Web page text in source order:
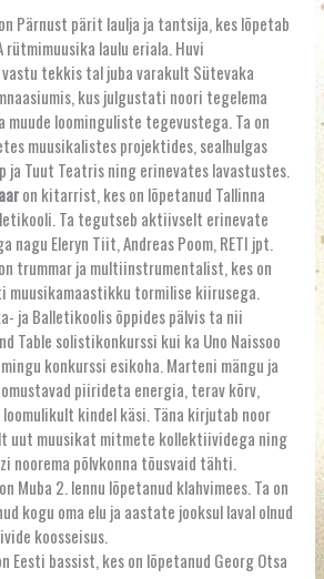
on Pärnust pärit laulja ja tantsija, kes lõpetab
rütmimuusika laulu eriala. Huvi
tekkis tal juba varakult Sütevaka
kus julgustati noori tegelema
muude loominguliste tegevustega. Ta on
muusikalistes projektides, sealhulgas
ja Tuut Teatris ning erinevates lavastustes.
on kitarrist, kes on lõpetanud Tallinna
Ta tegutseb aktiivselt erinevate
nagu Eleryn Tiit, Andreas Poom, RETI jpt.
on trummar ja multiinstrumentalist, kes on
muusikamaastikku tormilise kiirusega.
ja Balletikoolis õppides pälvis ta nii
Table solistikonkurssi kui ka Uno Naissoo
konkurssi esikoha. Marteni mängu ja
piirideta energia, terav kõrv,
loomulikult kindel käsi. Täna kirjutab noor
uut muusikat mitmete kollektiividega ning
noorema põlvkonna tõusvaid tähti.
Muba 2. lennu lõpetanud klahvimees. Ta on
kogu oma elu ja aastate jooksul laval olnud
koosseisus.
Eesti bassist, kes on lõpetanud Georg Otsa